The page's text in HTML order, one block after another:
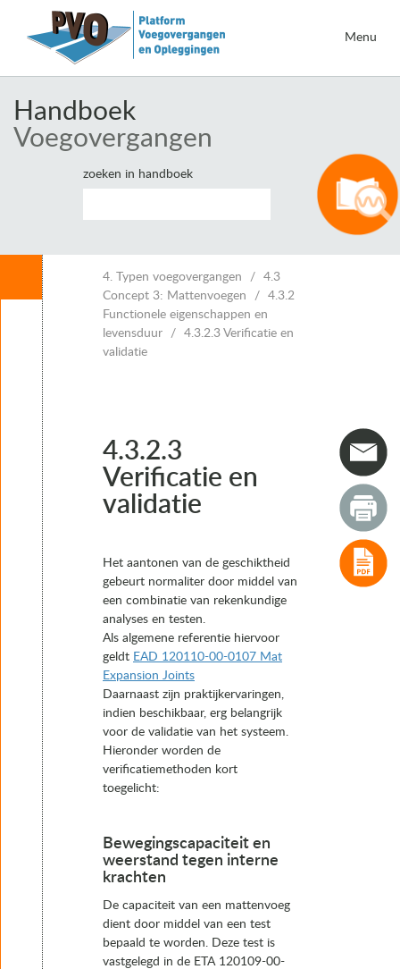
Menu
Handboek
Voegovergangen
zoeken in handboek
Leeswijzer
1. Inleiding voegovergangen
4.2 Concept 2: Vingervoegen
4.3 Concept 3: Mattenvoegen
4.3.1 Kenmerken en toepassingsgebied
4.3.2 Functionele eigenschappen en levensduur
4.3.2.3 Verificatie en validatie
4.3.3 Gewapende mattenvoegen (concept 3.1)
4.3.4 Geperforeerde mat (concept 3.2)
4.3.5 Gewelfde mattenvoeg (concept 3.3)
4.4 Concept 4: Flexibele voegovergangen
4.5 Concept 5: Verborgen voegovergangen
4.6 Concept 6: Constructies voor integraal kunstwerken
4.7 Concept 7: Lamellenvoegen
5. Het keuzeproces van voegovergangen
7. Instandhouding
4. Typen voegovergangen
4.3
Concept 3: Mattenvoegen
4.3.2
Functionele eigenschappen en
levensduur
4.3.2.3 Verificatie en
validatie
4.3.2.3
Verificatie en
validatie
Het aantonen van de geschiktheid
gebeurt normaliter door middel van
een combinatie van rekenkundige
analyses en testen.
Als algemene referentie hiervoor
geldt EAD 120110-00-0107 Mat
Expansion Joints
Daarnaast zijn praktijkervaringen,
indien beschikbaar, erg belangrijk
voor de validatie van het systeem.
Hieronder worden de
verificatiemethoden kort
toegelicht:
Bewegingscapaciteit en
weerstand tegen interne
krachten
De capaciteit van een mattenvoeg
dient door middel van een test
bepaald te worden. Deze test is
vastgelegd in de ETA 120109-00-